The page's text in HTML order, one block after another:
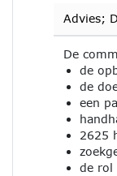
Advies;
De
de
de
een
2625
de rol